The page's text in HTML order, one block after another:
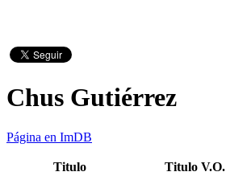
Chus Gutiérrez
Página en ImDB
Titulo Titulo V.O.